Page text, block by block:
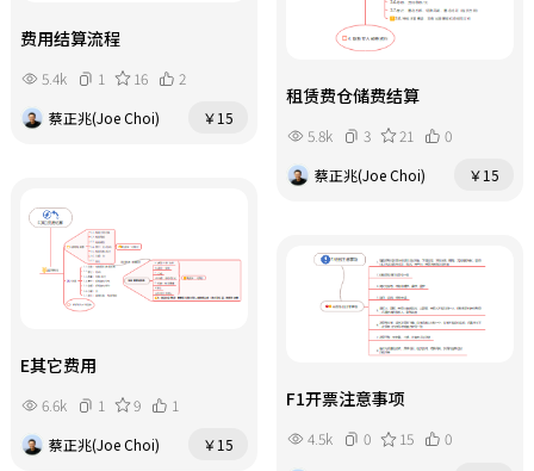
费用结算流程
5.4k 1 16
2
蔡正兆(Joe Choi)
￥15
租赁费仓储费结算
5.8k 3 21
0
蔡正兆(Joe Choi)
￥15
E其它费用
6.6k 1 9
1
蔡正兆(Joe Choi)
￥15
F1开票注意事项
4.5k 0 15
0